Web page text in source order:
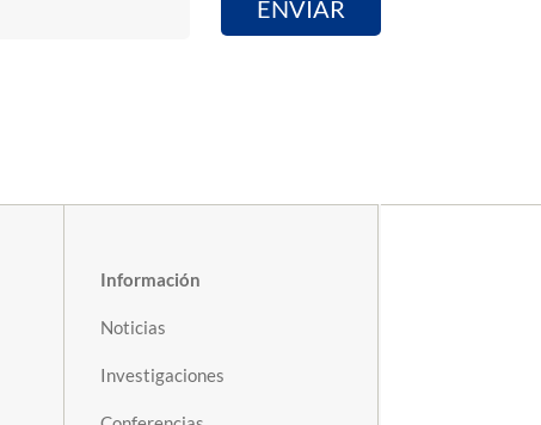
Información
Noticias
Investigaciones